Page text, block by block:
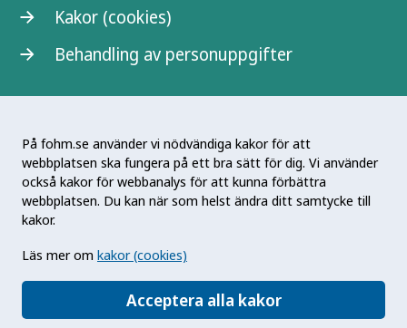
På fohm.se använder vi nödvändiga kakor för att
webbplatsen ska fungera på ett bra sätt för dig. Vi använder
också kakor för webbanalys för att kunna förbättra
webbplatsen. Du kan när som helst ändra ditt samtycke till
kakor.
Läs mer om kakor (cookies)
Acceptera alla kakor
Kakor (cookies)
Behandling av personuppgifter
Folkhälsomyndigheten är en nationell
kunskapsmyndighet som arbetar för en bättre
folkhälsa. Det gör myndigheten genom att
främja hälsa, förebygga ohälsa och skydda mot
hälsohot. Vår vision är en folkhälsa som stärker
samhällets utveckling.